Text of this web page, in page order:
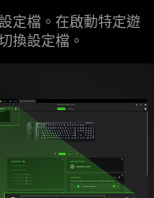
定檔。在啟動特定遊
換設定檔 。